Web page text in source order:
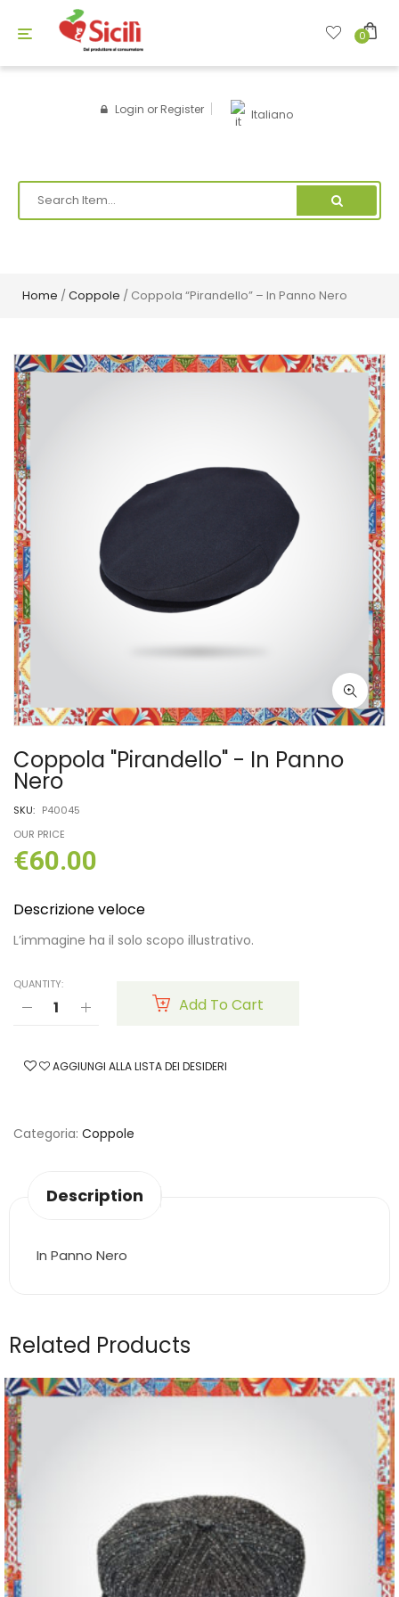
Toggle
navigation
0
Login or Register Italiano
Home / Coppole / Coppola “Pirandello” – In Panno Nero
Coppola "Pirandello" - In Panno
Nero
SKU: P40045
OUR PRICE
€60.00
Descrizione veloce
L’immagine ha il solo scopo illustrativo.
QUANTITY:
Add To Cart
AGGIUNGI ALLA LISTA DEI DESIDERI
Categoria Coppole
Description
In Panno Nero
Related Products